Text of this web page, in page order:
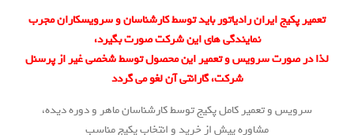
تعمیر پکیج ایران رادیاتور باید توسط کارشناسان و سرویسکاران مجرب
نمایندگی های این شرکت صورت بگیرد،
لذا در صورت سرویس و تعمیر این محصول توسط شخصی غیر از پرسنل
شرکت، گارانتی آن لغو می گردد
سرویس و تعمیر کامل پکیج توسط کارشناسان ماهر و دوره دیده،
مشاوره پیش از خرید و انتخاب پکیج مناسب